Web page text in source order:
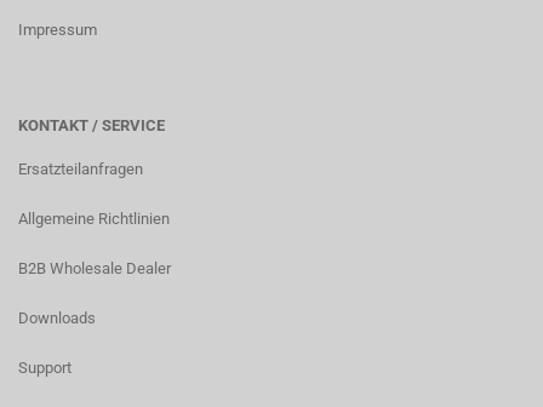
Impressum
KONTAKT / SERVICE
Ersatzteilanfragen
Allgemeine Richtlinien
B2B Wholesale Dealer
Downloads
Support